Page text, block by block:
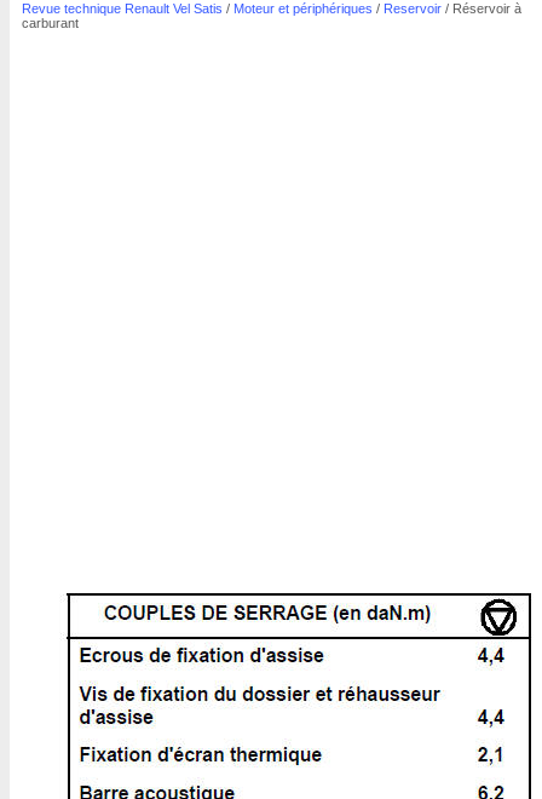
Revue technique Renault Vel Satis / Moteur et périphériques / Reservoir / Réservoir à
carburant